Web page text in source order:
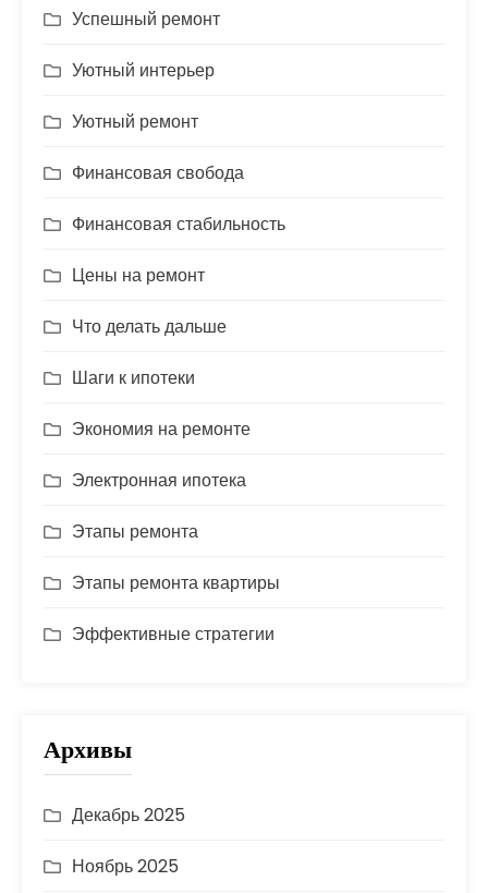
Успешный ремонт
Уютный интерьер
Уютный ремонт
Финансовая свобода
Финансовая стабильность
Цены на ремонт
Что делать дальше
Шаги к ипотеки
Экономия на ремонте
Электронная ипотека
Этапы ремонта
Этапы ремонта квартиры
Эффективные стратегии
Архивы
Декабрь 2025
Ноябрь 2025